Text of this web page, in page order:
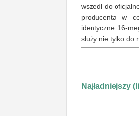
wszedł do
producenta w
identyczne 16-
służy nie tylko do
Najładniejszy